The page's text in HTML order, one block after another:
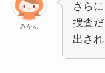
みかん
さら
捜査
出さ